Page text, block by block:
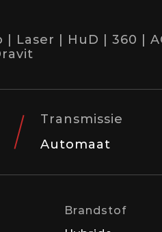
Laser | HuD | 360 |
Transmissie
Automaat
Brandstof